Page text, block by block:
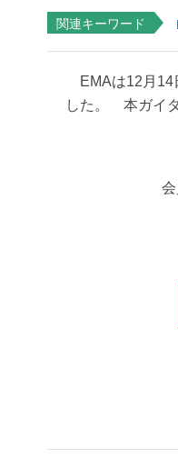
関連キーワード
EMAは12月14
した。 本ガイ